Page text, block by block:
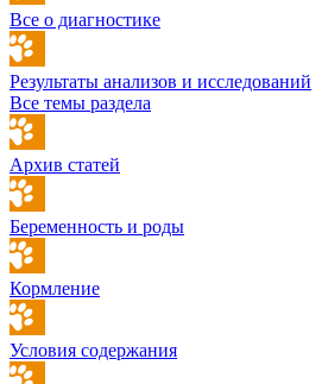
Все о диагностике
Результаты анализов и исследований
Все темы раздела
Архив статей
Беременность и роды
Кормление
Условия содержания